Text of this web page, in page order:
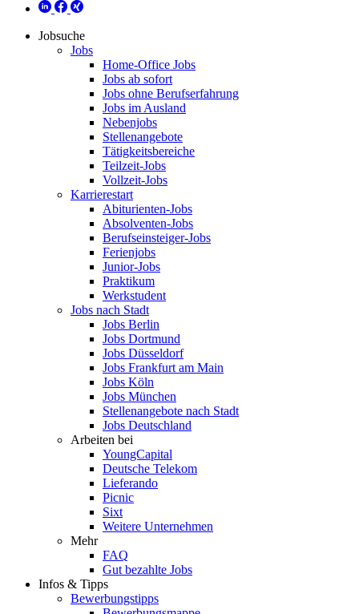
Jobsuche
Jobs
Home-Office Jobs
Jobs ab sofort
Jobs ohne Berufserfahrung
Jobs im Ausland
Nebenjobs
Stellenangebote
Tätigkeitsbereiche
Teilzeit-Jobs
Vollzeit-Jobs
Karrierestart
Abiturienten-Jobs
Absolventen-Jobs
Berufseinsteiger-Jobs
Ferienjobs
Junior-Jobs
Praktikum
Werkstudent
Jobs nach Stadt
Jobs Berlin
Jobs Dortmund
Jobs Düsseldorf
Jobs Frankfurt am Main
Jobs Köln
Jobs München
Stellenangebote nach Stadt
Jobs Deutschland
Arbeiten bei
YoungCapital
Deutsche Telekom
Lieferando
Picnic
Sixt
Weitere Unternehmen
Mehr
FAQ
Gut bezahlte Jobs
Infos & Tipps
Bewerbungstipps